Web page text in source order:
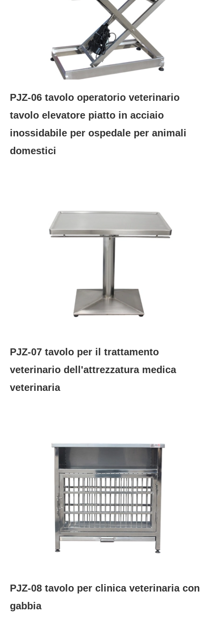
PJZ-06 tavolo operatorio veterinario
tavolo elevatore piatto in acciaio
inossidabile per ospedale per animali
domestici
PJZ-07 tavolo per il trattamento
veterinario dell'attrezzatura medica
veterinaria
PJZ-08 tavolo per clinica veterinaria con
gabbia